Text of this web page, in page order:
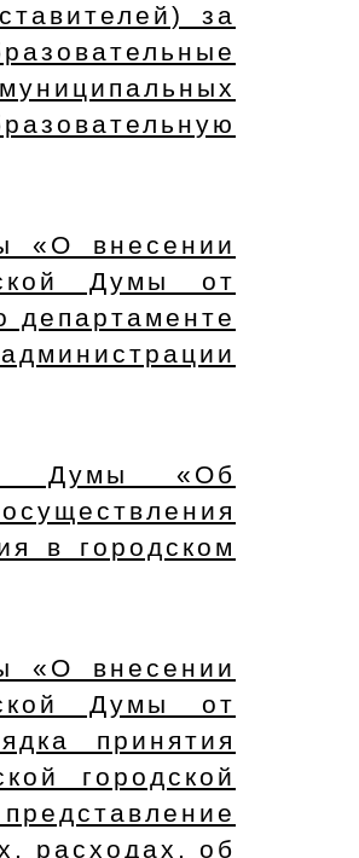
за
«О внесении
Думы от
Думы «Об
в городском
«О внесении
Думы от
принятия
городской
расходах, об